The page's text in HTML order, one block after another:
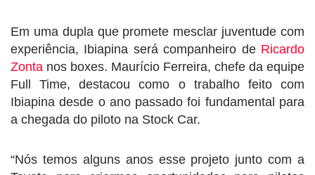
Em uma dupla que promete mesclar juventude com
experiência, Ibiapina será companheiro de Ricardo
Zonta nos boxes. Maurício Ferreira, chefe da equipe
Full Time, destacou como o trabalho feito com
Ibiapina desde o ano passado foi fundamental para
a chegada do piloto na Stock Car.
“Nós temos alguns anos esse projeto junto com a